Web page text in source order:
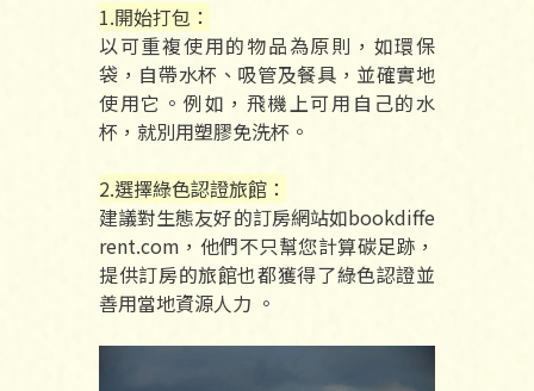
1.開始打包：
以可重複使用的物品為原則，如環保
袋，自帶水杯、吸管及餐具，並確實地
使用它。例如，飛機上可用自己的水
杯，就別用塑膠免洗杯。
2.選擇綠色認證旅館：
建議對生態友好的訂房網站如bookdiffe
rent.com，他們不只幫您計算碳足跡，
提供訂房的旅館也都獲得了綠色認證並
善用當地資源人力 。